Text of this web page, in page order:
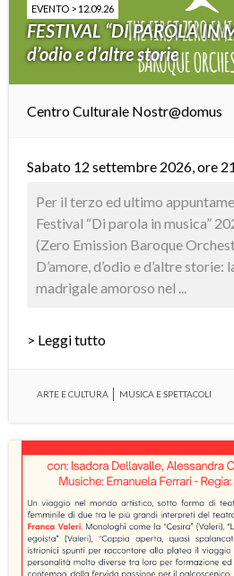
EVENTO > 12.09.26
FESTIVAL “DI PAROLA IN
d’odio e d’altre storie
Centro Culturale Nostr@domus
Sabato 12 settembre 2026, ore
Per il terzo ed ultimo
Festival “Di parola in musica”
(Zero Emission Baroque
D’amore, d’odio e d’altre storie:
madrigale amoroso nel ...
> Leggi tutto
ARTE E CULTURA MUSICA E SPETTACOLI